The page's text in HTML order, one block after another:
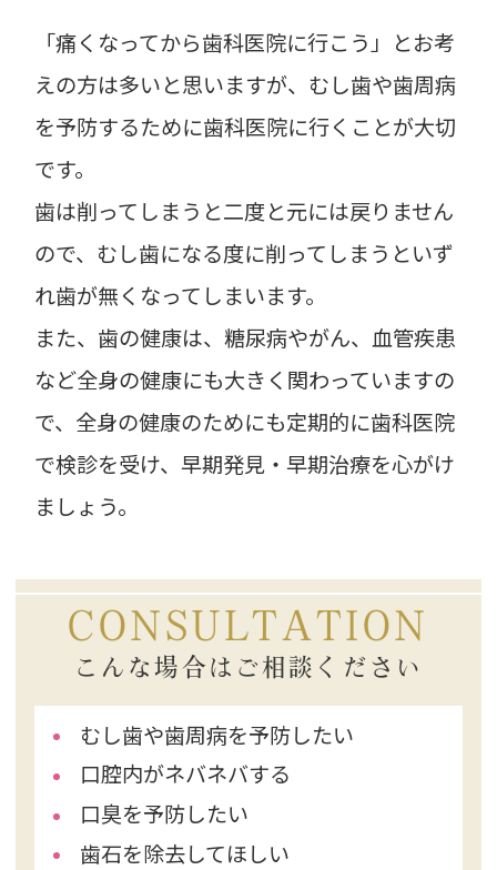
「痛くなってから歯科医院に行こう」とお考
えの方は多いと思いますが、むし歯や歯周病
を予防するために歯科医院に行くことが大切
です。
歯は削ってしまうと二度と元には戻りません
ので、むし歯になる度に削ってしまうといず
れ歯が無くなってしまいます。
また、歯の健康は、糖尿病やがん、血管疾患
など全身の健康にも大きく関わっていますの
で、全身の健康のためにも定期的に歯科医院
で検診を受け、早期発見・早期治療を心がけ
ましょう。
CONSULTATION
こんな場合はご相談ください
むし歯や歯周病を予防したい
口腔内がネバネバする
口臭を予防したい
歯石を除去してほしい